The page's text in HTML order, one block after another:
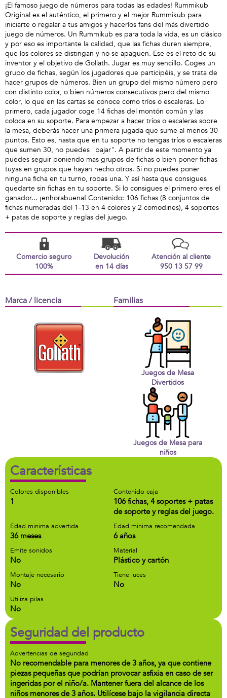
¡El famoso juego de números para todas las edades! Rummikub
Original es el auténtico, el primero y el mejor Rummikub para
iniciarte o regalar a tus amigos y hacerlos fans del más divertido
juego de números. Un Rummikub es para toda la vida, es un clásico
y por eso es importante la calidad, que las fichas duren siempre,
que los colores se distingan y no se apaguen. Ese es el reto de su
inventor y el objetivo de Goliath. Jugar es muy sencillo. Coges un
grupo de fichas, según los jugadores que participéis, y se trata de
hacer grupos de números. Bien un grupo del mismo número pero
con distinto color, o bien números consecutivos pero del mismo
color, lo que en las cartas se conoce como tríos o escaleras. Lo
primero, cada jugador coge 14 fichas del montón común y las
coloca en su soporte. Para empezar a hacer tríos o escaleras sobre
la mesa, deberás hacer una primera jugada que sume al menos 30
puntos. Esto es, hasta que en tu soporte no tengas tríos o escaleras
que sumen 30, no puedes "bajar". A partir de este momento ya
puedes seguir poniendo mas grupos de fichas o bien poner fichas
tuyas en grupos que hayan hecho otros. Si no puedes poner
ninguna ficha en tu turno, robas una. Y así hasta que consigues
quedarte sin fichas en tu soporte. Si lo consigues el primero eres el
ganador... ¡enhorabuena! Contenido: 106 fichas (8 conjuntos de
fichas numeradas del 1-13 en 4 colores y 2 comodines), 4 soportes
+ patas de soporte y reglas del juego.
Comercio seguro
100%
Devolución
en 14 días
Atención al cliente
950 13 57 99
Marca / licencia Familias
Juegos de Mesa
Divertidos
Juegos de Mesa para
niños
Características
Colores disponibles
1
Contenido caja
106 fichas, 4 soportes + patas
de soporte y reglas del juego.
Edad minima advertida
36 meses
Edad minima recomendada
6 años
Emite sonidos
No
Material
Plástico y cartón
Montaje necesario
No
Tiene luces
No
Utiliza pilas
No
Seguridad del producto
Advertencias de seguridad
No recomendable para menores de 3 años, ya que contiene
piezas pequeñas que podrían provocar asfixia en caso de ser
ingeridas por el niño/a. Mantener fuera del alcance de los
niños menores de 3 años. Utilícese bajo la vigilancia directa